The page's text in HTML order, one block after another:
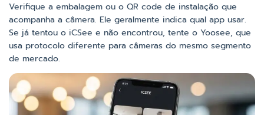
Verifique a embalagem ou o QR code de instalação que
acompanha a câmera. Ele geralmente indica qual app usar.
Se já tentou o iCSee e não encontrou, tente o Yoosee, que
usa protocolo diferente para câmeras do mesmo segmento
de mercado.